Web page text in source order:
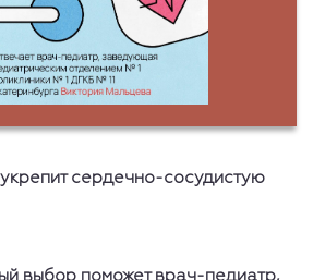
сердечно-сосудистую
выбор поможет врач-педиатр,